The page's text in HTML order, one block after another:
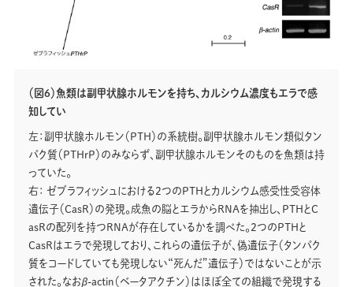
（図6）魚類は副甲状腺ホルモンを持ち、カルシウム濃度もエラで感
知してい
左：副甲状腺ホルモン（PTH）の系統樹。副甲状腺ホルモン類似タン
パク質（PTHrP）のみならず、副甲状腺ホルモンそのものを魚類は持
っていた。
右： ゼブラフィッシュにおける2つのPTHとカルシウム感受性受容体
遺伝子（CasR）の発現。成魚の脳とエラからRNAを抽出し、PTHとＣ
asRの配列を持つRNAが存在しているかを調べた。２つのPTHと
CasRはエラで発現しており、これらの遺伝子が、偽遺伝子（タンパク
質をコードしていても発現しない“死んだ”遺伝子）ではないことが示
された。なおβ-actin（ベータアクチン）はほぼ全ての組織で発現する